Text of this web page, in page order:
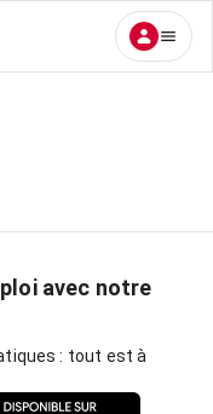
avec notre
: tout est à